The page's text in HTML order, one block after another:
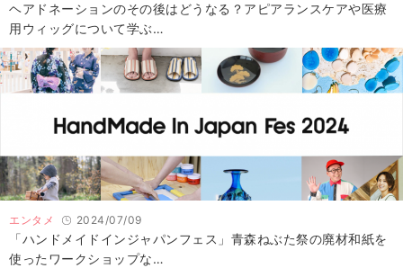
ヘアドネーションのその後はどうなる？アピアランスケアや医療
用ウィッグについて学ぶ…
エンタメ 2024/07/09
「ハンドメイドインジャパンフェス」青森ねぶた祭の廃材和紙を
使ったワークショップな…